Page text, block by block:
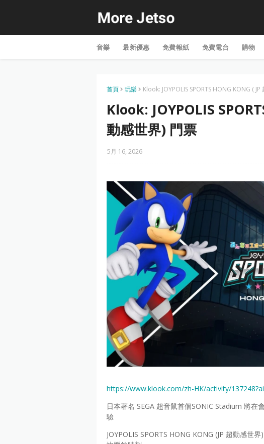
音樂 最新優惠 免費報紙 免費電台 購物
首頁 玩樂 Klook: JOYPOLIS SPORTS HONG KONG (
Klook: JOYPOLIS
動感世界) 門票
5月 16, 2026
https://www.klook.com/zh-HK/activity/
日本著名 SEGA 超音鼠首個SONIC Stadium 將在
驗
JOYPOLIS SPORTS HONG KONG (JP 超動感世